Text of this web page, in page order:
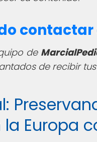
de
de recibir
Europa